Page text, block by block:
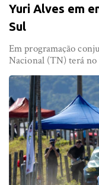
Yuri Alves em
Sul
Em programação
Nacional (TN) terá